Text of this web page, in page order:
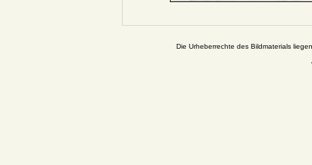
Die Urheberrechte des Bildmaterials